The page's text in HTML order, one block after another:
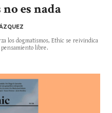
es nada
los dogmatismos, Ethic se reivindica
libre.